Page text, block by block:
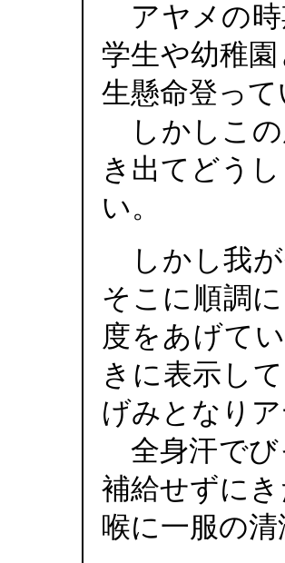
アヤメの時
学生や幼稚
生懸命登って
しかしこの
き出てどう
い。
しかし我が
そこに順調
度をあげて
きに表示し
げみとなり
全身汗でび
補給せずに
喉に一服の